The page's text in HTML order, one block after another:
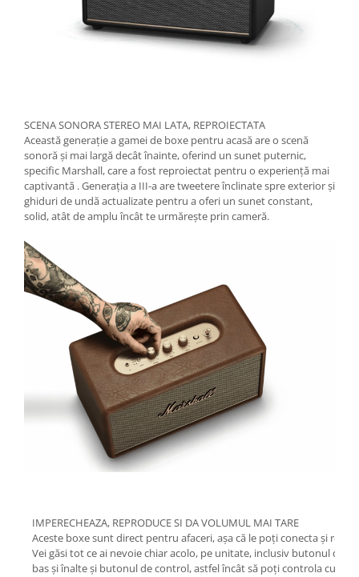
SCENA SONORA STEREO MAI LATA, REPROIECTATA
Această generație a gamei de boxe pentru acasă are o scenă
sonoră și mai largă decât înainte, oferind un sunet puternic,
specific Marshall, care a fost reproiectat pentru o experiență mai
captivantă . Generația a III-a are tweetere înclinate spre exterior și
ghiduri de undă actualizate pentru a oferi un sunet constant,
solid, atât de amplu încât te urmărește prin cameră.
IMPERECHEAZA, REPRODUCE SI DA VOLUMUL MAI TARE
Aceste boxe sunt direct pentru afaceri, așa că le poți conecta și
Vei găsi tot ce ai nevoie chiar acolo, pe unitate, inclusiv butonul de
bas și înalte și butonul de control, astfel încât să poți controla cu